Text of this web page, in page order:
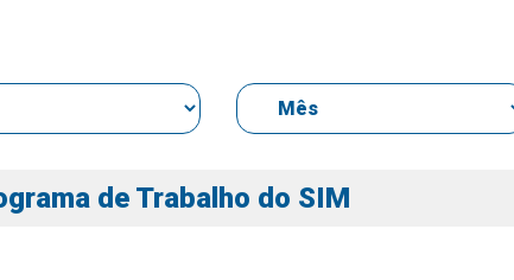
de Trabalho do SIM